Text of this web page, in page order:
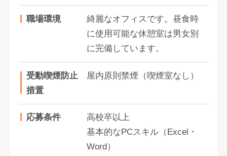
職場環境
綺麗なオフィスです。昼食時
に使用可能な休憩室は男女別
に完備しています。
受動喫煙防止
措置
屋内原則禁煙（喫煙室なし）
応募条件
高校卒以上
基本的なPCスキル（Excel・
Word）